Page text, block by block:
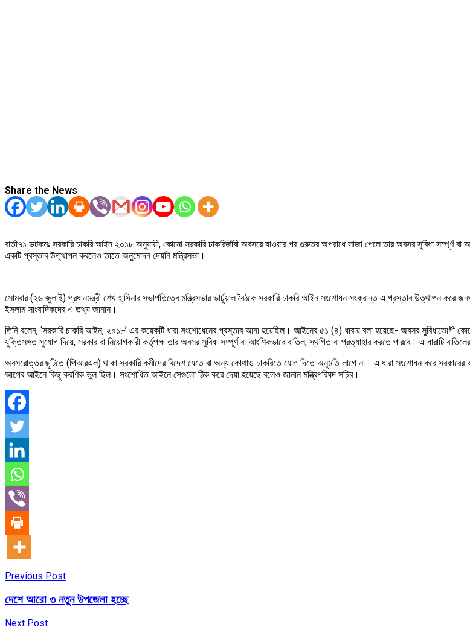
Share the News
বার্তা৭১ ডটকমঃ সরকারি চাকরি আইন ২০১৮ অনুযায়ী, কোনো সরকারি চাকরিজীবী অবসরে যাওয়ার পর গুরুতর অপরাধে সাজা পেলে তার অবসর সুবিধা সম্পূর্ণ
একটি প্রস্তাব উত্থাপন করলেও তাতে অনুমোদন দেয়নি মন্ত্রিসভা।
সোমবার (২৬ জুলাই) প্রধানমন্ত্রী শেখ হাসিনার সভাপতিত্বে মন্ত্রিসভার ভার্চুয়াল বৈঠকে সরকারি চাকরি আইন সংশোধন সংক্রান্ত এ প্রস্তাব উত্থাপন করে
ইসলাম সাংবাদিকদের এ তথ্য জানান।
তিনি বলেন, ‘সরকারি চাকরি আইন, ২০১৮’ এর কয়েকটি ধারা সংশোধেনের প্রস্তাব আনা হয়েছিল। আইনের ৫১ (৪) ধারায় বলা হয়েছে- অবসর
যুক্তিসঙ্গত সুযোগ দিয়ে, সরকার বা নিয়োগকারী কর্তৃপক্ষ তার অবসর সুবিধা সম্পূর্ণ বা আংশিকভাবে বাতিল, স্থগিত বা প্রত্যাহার করতে পারবে। এ ধারাটি
অবসরোত্তর ছুটিতে (পিআরএল) থাকা সরকারি কর্মীদের বিদেশ যেতে বা অন্য কোথাও চাকরিতে যোগ দিতে অনুমতি লাগে না। এ ধারা সংশোধন করে
আগের আইনে কিছু করণিক ভুল ছিল। সংশোধিত আইনে সেগুলো ঠিক করে দেয়া হয়েছে বলেও জানান মন্ত্রিপরিষদ সচিব।
Previous Post
দেশে আরো ৩ নতুন উপজেলা হচ্ছে
Next Post